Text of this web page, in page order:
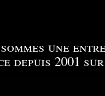
une
depuis 2001